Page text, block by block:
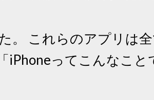
。 これらのアプリは
iPhoneってこんなこ